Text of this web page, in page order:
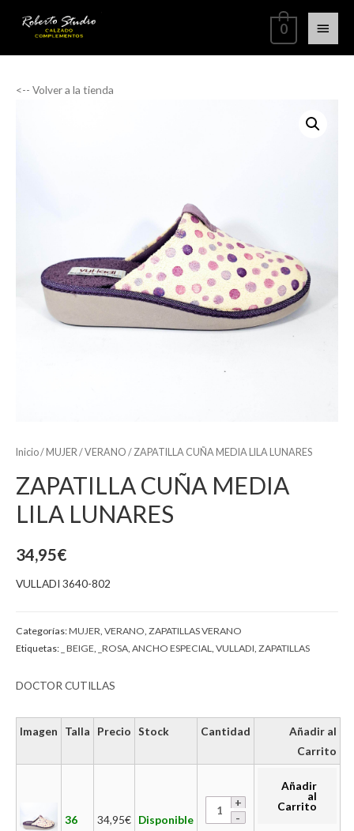
0
<-- Volver a la tienda
Inicio/ MUJER /VERANO / ZAPATILLA CUÑA MEDIA LILA LUNARES
ZAPATILLA CUÑA MEDIA
LILA LUNARES
34,95€
VULLADI 3640-802
Categorías:MUJER VERANO ZAPATILLAS VERANO
Etiquetas: _ BEIGE _ROSA ANCHO ESPECIAL VULLADI ZAPATILLAS
DOCTOR CUTILLAS
Imagen Talla Precio Stock Cantidad
Añadir al
Carrito
36 34,95€ Disponible
Añadir
al
Carrito